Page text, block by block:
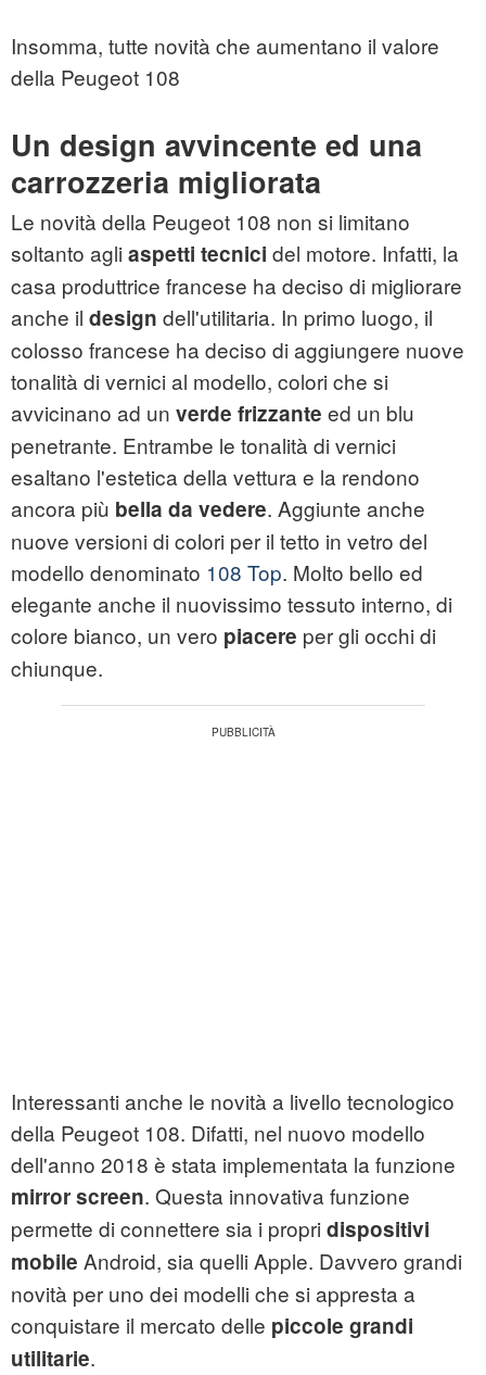
Insomma, tutte novità che aumentano il valore
della Peugeot 108
Un design avvincente ed una
carrozzeria migliorata
Le novità della Peugeot 108 non si limitano
soltanto agli aspetti tecnici del motore. Infatti, la
casa produttrice francese ha deciso di migliorare
anche il design dell'utilitaria. In primo luogo, il
colosso francese ha deciso di aggiungere nuove
tonalità di vernici al modello, colori che si
avvicinano ad un verde frizzante ed un blu
penetrante. Entrambe le tonalità di vernici
esaltano l'estetica della vettura e la rendono
ancora più bella da vedere. Aggiunte anche
nuove versioni di colori per il tetto in vetro del
modello denominato 108 Top. Molto bello ed
elegante anche il nuovissimo tessuto interno, di
colore bianco, un vero piacere per gli occhi di
chiunque.
Interessanti anche le novità a livello tecnologico
della Peugeot 108. Difatti, nel nuovo modello
dell'anno 2018 è stata implementata la funzione
mirror screen. Questa innovativa funzione
permette di connettere sia i propri dispositivi
mobile Android, sia quelli Apple. Davvero grandi
novità per uno dei modelli che si appresta a
conquistare il mercato delle piccole grandi
utilitarie.